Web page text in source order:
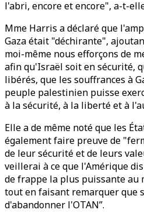
l'abri, encore et encore", a-t-
Mme Harris a déclaré que
Gaza était "déchirante",
moi-même nous efforçons de
afin qu'Israël soit en sécurité,
libérés, que les souffrances à
peuple palestinien puisse
à la sécurité, à la liberté et à
Elle a de même noté que les
également faire preuve de
de leur sécurité et de leurs
veillerai à ce que l'Amérique
de frappe la plus puissante au
tout en faisant remarquer que
d'abandonner l'OTAN”.